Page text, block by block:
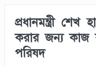
প্রধানমন্ত্রী শেখ
করার জন্য কাজ
পরিষদ